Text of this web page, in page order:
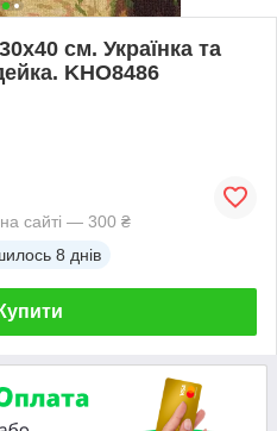
см. Українка та
KHO8486
сайті — 300 ₴
8 днів
Купити